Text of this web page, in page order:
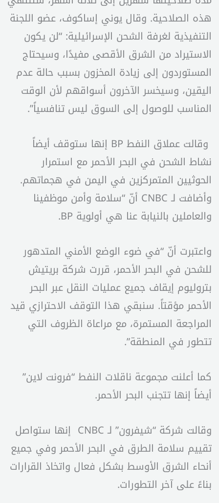
هذه الصلاحية. وقال يوني إساكوف، عضو اللجنة
التنفيذية لغرفة الشحن الإسرائيلية: “لن يكون
الاستيراد من الشرق الأقصى مفيدًا، وسيحتاج
المستوردون إلى زيادة المخزون بسبب حالة عدم
اليقين، وسيخسر الآخرون أسواقهم لأن الوقت
المناسب للوصول إلى السوق ليس تنافسياً”.
وقالت عملاق النفط BP إنها ستوقف أيضاً
نشاط الشحن في البحر الأحمر مع استمرار
الحوثيين المتمركزين في اليمن في هجماتهم.
وأضافت لـ CNBC أنّ “سلامة وأمن موظفينا
والعاملين بالنيابة عنا هي أولوية BP.
واعتبرت أنّ “في ضوء الوضع الأمني المتدهور
للشحن في البحر الأحمر، قررت شركة بريتيش
بتروليوم إيقاف جميع عمليات النقل عبر البحر
الأحمر مؤقتاً. سنبقي هذا التوقف الاحترازي قيد
المراجعة المستمرة، مع مراعاة الظروف التي
تتطور في المنطقة”.
كما أعلنت مجموعة ناقلات النفط “فرونت لاين”
أيضاً إنها تتجنب البحر الأحمر.
وقالت شركة “شيفرون” لـ CNBC إنها ستواصل
تقييم سلامة الطرق في البحر الأحمر وفي جميع
أنحاء الشرق الأوسط بشكل فعال واتخاذ القرارات
بناءً على آخر التطورات.